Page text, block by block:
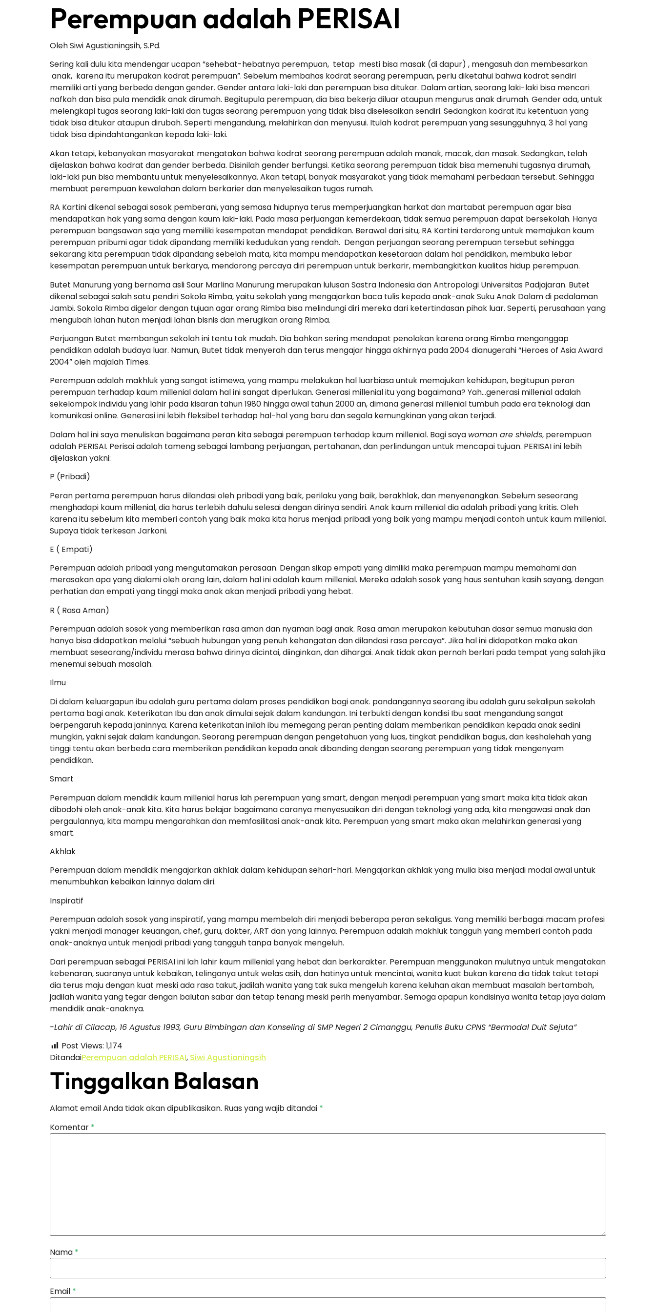
Perempuan adalah PERISAI
Oleh Siwi Agustianingsih, S.Pd.
Sering kali dulu kita mendengar ucapan ”sehebat-hebatnya perempuan, tetap mesti bisa masak (di dapur) , mengasuh dan membesarkan
anak, karena itu merupakan kodrat perempuan”. Sebelum membahas kodrat seorang perempuan, perlu diketahui bahwa kodrat sendiri
memiliki arti yang berbeda dengan gender. Gender antara laki-laki dan perempuan bisa ditukar. Dalam artian, seorang laki-laki bisa mencari
nafkah dan bisa pula mendidik anak dirumah. Begitupula perempuan, dia bisa bekerja diluar ataupun mengurus anak dirumah. Gender ada, untuk
melengkapi tugas seorang laki-laki dan tugas seorang perempuan yang tidak bisa diselesaikan sendiri. Sedangkan kodrat itu ketentuan yang
tidak bisa ditukar ataupun dirubah. Seperti mengandung, melahirkan dan menyusui. Itulah kodrat perempuan yang sesungguhnya, 3 hal yang
tidak bisa dipindahtangankan kepada laki-laki.
Akan tetapi, kebanyakan masyarakat mengatakan bahwa kodrat seorang perempuan adalah manak, macak, dan masak. Sedangkan, telah
dijelaskan bahwa kodrat dan gender berbeda. Disinilah gender berfungsi. Ketika seorang perempuan tidak bisa memenuhi tugasnya dirumah,
laki-laki pun bisa membantu untuk menyelesaikannya. Akan tetapi, banyak masyarakat yang tidak memahami perbedaan tersebut. Sehingga
membuat perempuan kewalahan dalam berkarier dan menyelesaikan tugas rumah.
RA Kartini dikenal sebagai sosok pemberani, yang semasa hidupnya terus memperjuangkan harkat dan martabat perempuan agar bisa
mendapatkan hak yang sama dengan kaum laki-laki. Pada masa perjuangan kemerdekaan, tidak semua perempuan dapat bersekolah. Hanya
perempuan bangsawan saja yang memiliki kesempatan mendapat pendidikan. Berawal dari situ, RA Kartini terdorong untuk memajukan kaum
perempuan pribumi agar tidak dipandang memiliki kedudukan yang rendah. Dengan perjuangan seorang perempuan tersebut sehingga
sekarang kita perempuan tidak dipandang sebelah mata, kita mampu mendapatkan kesetaraan dalam hal pendidikan, membuka lebar
kesempatan perempuan untuk berkarya, mendorong percaya diri perempuan untuk berkarir, membangkitkan kualitas hidup perempuan.
Butet Manurung yang bernama asli Saur Marlina Manurung merupakan lulusan Sastra Indonesia dan Antropologi Universitas Padjajaran. Butet
dikenal sebagai salah satu pendiri Sokola Rimba, yaitu sekolah yang mengajarkan baca tulis kepada anak-anak Suku Anak Dalam di pedalaman
Jambi. Sokola Rimba digelar dengan tujuan agar orang Rimba bisa melindungi diri mereka dari ketertindasan pihak luar. Seperti, perusahaan yang
mengubah lahan hutan menjadi lahan bisnis dan merugikan orang Rimba.
Perjuangan Butet membangun sekolah ini tentu tak mudah. Dia bahkan sering mendapat penolakan karena orang Rimba menganggap
pendidikan adalah budaya luar. Namun, Butet tidak menyerah dan terus mengajar hingga akhirnya pada 2004 dianugerahi “Heroes of Asia Award
2004” oleh majalah Times.
Perempuan adalah makhluk yang sangat istimewa, yang mampu melakukan hal luarbiasa untuk memajukan kehidupan, begitupun peran
perempuan terhadap kaum millenial dalam hal ini sangat diperlukan. Generasi millenial itu yang bagaimana? Yah…generasi millenial adalah
sekelompok individu yang lahir pada kisaran tahun 1980 hingga awal tahun 2000 an, dimana generasi millenial tumbuh pada era teknologi dan
komunikasi online. Generasi ini lebih fleksibel terhadap hal-hal yang baru dan segala kemungkinan yang akan terjadi.
Dalam hal ini saya menuliskan bagaimana peran kita sebagai perempuan terhadap kaum millenial. Bagi saya woman are shields, perempuan
adalah PERISAI. Perisai adalah tameng sebagai lambang perjuangan, pertahanan, dan perlindungan untuk mencapai tujuan. PERISAI ini lebih
dijelaskan yakni:
P (Pribadi)
Peran pertama perempuan harus dilandasi oleh pribadi yang baik, perilaku yang baik, berakhlak, dan menyenangkan. Sebelum seseorang
menghadapi kaum millenial, dia harus terlebih dahulu selesai dengan dirinya sendiri. Anak kaum millenial dia adalah pribadi yang kritis. Oleh
karena itu sebelum kita memberi contoh yang baik maka kita harus menjadi pribadi yang baik yang mampu menjadi contoh untuk kaum millenial.
Supaya tidak terkesan Jarkoni.
E ( Empati)
Perempuan adalah pribadi yang mengutamakan perasaan. Dengan sikap empati yang dimiliki maka perempuan mampu memahami dan
merasakan apa yang dialami oleh orang lain, dalam hal ini adalah kaum millenial. Mereka adalah sosok yang haus sentuhan kasih sayang, dengan
perhatian dan empati yang tinggi maka anak akan menjadi pribadi yang hebat.
R ( Rasa Aman)
Perempuan adalah sosok yang memberikan rasa aman dan nyaman bagi anak. Rasa aman merupakan kebutuhan dasar semua manusia dan
hanya bisa didapatkan melalui “sebuah hubungan yang penuh kehangatan dan dilandasi rasa percaya”. Jika hal ini didapatkan maka akan
membuat seseorang/individu merasa bahwa dirinya dicintai, diinginkan, dan dihargai. Anak tidak akan pernah berlari pada tempat yang salah jika
menemui sebuah masalah.
Ilmu
Di dalam keluargapun ibu adalah guru pertama dalam proses pendidikan bagi anak. pandangannya seorang ibu adalah guru sekalipun sekolah
pertama bagi anak. Keterikatan Ibu dan anak dimulai sejak dalam kandungan. Ini terbukti dengan kondisi Ibu saat mengandung sangat
berpengaruh kepada janinnya. Karena keterikatan inilah ibu memegang peran penting dalam memberikan pendidikan kepada anak sedini
mungkin, yakni sejak dalam kandungan. Seorang perempuan dengan pengetahuan yang luas, tingkat pendidikan bagus, dan keshalehah yang
tinggi tentu akan berbeda cara memberikan pendidikan kepada anak dibanding dengan seorang perempuan yang tidak mengenyam
pendidikan.
Smart
Perempuan dalam mendidik kaum millenial harus lah perempuan yang smart, dengan menjadi perempuan yang smart maka kita tidak akan
dibodohi oleh anak-anak kita. Kita harus belajar bagaimana caranya menyesuaikan diri dengan teknologi yang ada, kita mengawasi anak dan
pergaulannya, kita mampu mengarahkan dan memfasilitasi anak-anak kita. Perempuan yang smart maka akan melahirkan generasi yang
smart.
Akhlak
Perempuan dalam mendidik mengajarkan akhlak dalam kehidupan sehari-hari. Mengajarkan akhlak yang mulia bisa menjadi modal awal untuk
menumbuhkan kebaikan lainnya dalam diri.
Inspiratif
Perempuan adalah sosok yang inspiratif, yang mampu membelah diri menjadi beberapa peran sekaligus. Yang memiliki berbagai macam profesi
yakni menjadi manager keuangan, chef, guru, dokter, ART dan yang lainnya. Perempuan adalah makhluk tangguh yang memberi contoh pada
anak-anaknya untuk menjadi pribadi yang tangguh tanpa banyak mengeluh.
Dari perempuan sebagai PERISAI ini lah lahir kaum millenial yang hebat dan berkarakter. Perempuan menggunakan mulutnya untuk mengatakan
kebenaran, suaranya untuk kebaikan, telinganya untuk welas asih, dan hatinya untuk mencintai, wanita kuat bukan karena dia tidak takut tetapi
dia terus maju dengan kuat meski ada rasa takut, jadilah wanita yang tak suka mengeluh karena keluhan akan membuat masalah bertambah,
jadilah wanita yang tegar dengan balutan sabar dan tetap tenang meski perih menyambar. Semoga apapun kondisinya wanita tetap jaya dalam
mendidik anak-anaknya.
-Lahir di Cilacap, 16 Agustus 1993, Guru Bimbingan dan Konseling di SMP Negeri 2 Cimanggu, Penulis Buku CPNS “Bermodal Duit Sejuta”
Post Views: 1,174
DitandaiPerempuan adalah PERISAI, Siwi Agustianingsih
Tinggalkan Balasan
Alamat email Anda tidak akan dipublikasikan. Ruas yang wajib ditandai *
Komentar *
Nama *
Email *